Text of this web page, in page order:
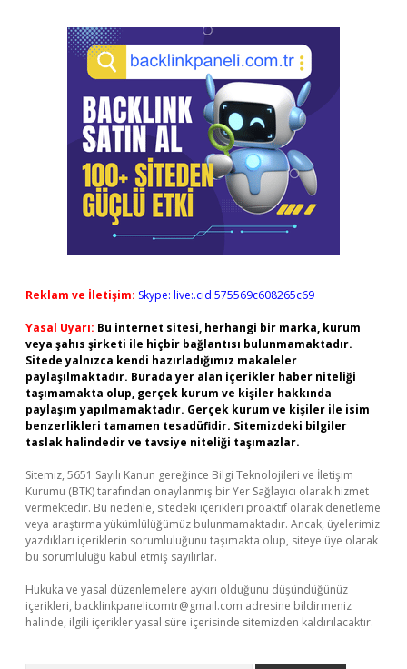
Reklam ve İletişim: Skype: live:.cid.575569c608265c69
Yasal Uyarı: Bu internet sitesi, herhangi bir marka, kurum
veya şahıs şirketi ile hiçbir bağlantısı bulunmamaktadır.
Sitede yalnızca kendi hazırladığımız makaleler
paylaşılmaktadır. Burada yer alan içerikler haber niteliği
taşımamakta olup, gerçek kurum ve kişiler hakkında
paylaşım yapılmamaktadır. Gerçek kurum ve kişiler ile isim
benzerlikleri tamamen tesadüfidir. Sitemizdeki bilgiler
taslak halindedir ve tavsiye niteliği taşımazlar.
Sitemiz, 5651 Sayılı Kanun gereğince Bilgi Teknolojileri ve İletişim
Kurumu (BTK) tarafından onaylanmış bir Yer Sağlayıcı olarak hizmet
vermektedir. Bu nedenle, sitedeki içerikleri proaktif olarak denetleme
veya araştırma yükümlülüğümüz bulunmamaktadır. Ancak, üyelerimiz
yazdıkları içeriklerin sorumluluğunu taşımakta olup, siteye üye olarak
bu sorumluluğu kabul etmiş sayılırlar.
Hukuka ve yasal düzenlemelere aykırı olduğunu düşündüğünüz
içerikleri, backlinkpanelicomtr@gmail.com adresine bildirmeniz
halinde, ilgili içerikler yasal süre içerisinde sitemizden kaldırılacaktır.